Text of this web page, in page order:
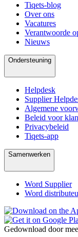
Tiqets-blog
Over ons
Vacatures
Verantwoorde
Nieuws
Ondersteuning
Helpdesk
Supplier
Algemene
Beleid voor
Privacybeleid
Tiqets-app
Samenwerken
Word Supplier
Word
Gedownload door